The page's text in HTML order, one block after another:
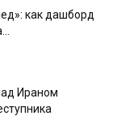
как дашборд
Ираном